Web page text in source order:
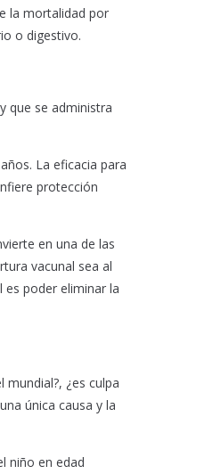
la mortalidad por
o digestivo.
que se administra
La eficacia para
protección
en una de las
vacunal sea al
es poder eliminar la
¿es culpa
única causa y la
niño en edad